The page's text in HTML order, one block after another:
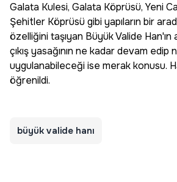
Galata Kulesi, Galata Köprüsü, Yeni
Şehitler Köprüsü gibi yapıların bir
özelliğini taşıyan Büyük Valide Han'ın
çıkış yasağının ne kadar devam edip
uygulanabileceği ise merak konusu.
öğrenildi.
büyük valide hanı